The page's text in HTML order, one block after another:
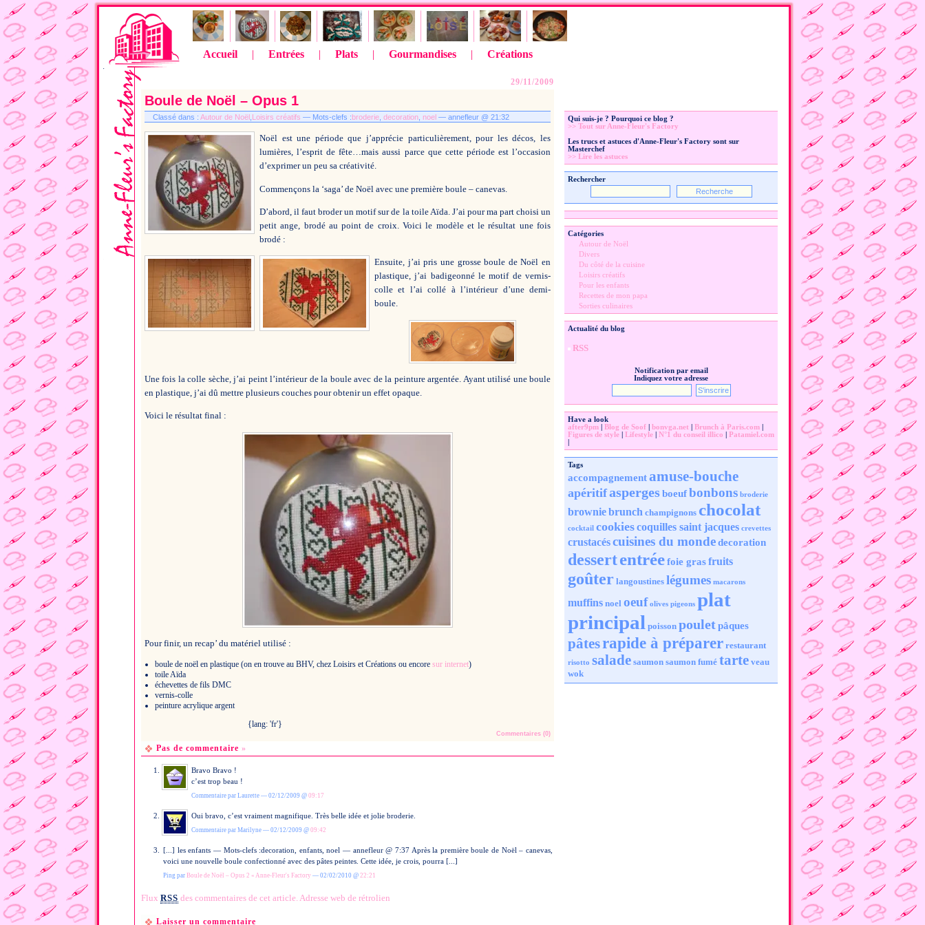
Accueil | Entrées | Plats | Gourmandises | Créations
29/11/2009
Boule de Noël – Opus 1
Classé dans : Autour de Noël Loisirs créatifs — Mots-clefs :broderie decoration noel — annefleur @ 21:32
Noël est une période que j’apprécie particulièrement, pour les décos, les
lumières, l’esprit de fête…mais aussi parce que cette période est l’occasion
d’exprimer un peu sa créativité.
Commençons la ‘saga’ de Noël avec une première boule – canevas.
D’abord, il faut broder un motif sur de la toile Aïda. J’ai pour ma part choisi un
petit ange, brodé au point de croix. Voici le modèle et le résultat une fois
brodé :
Ensuite, j’ai pris une grosse boule de Noël en
plastique, j’ai badigeonné le motif de vernis-
colle et l’ai collé à l’intérieur d’une demi-
boule.
Une fois la colle sèche, j’ai peint l’intérieur de la boule avec de la peinture argentée. Ayant utilisé une boule
en plastique, j’ai dû mettre plusieurs couches pour obtenir un effet opaque.
Voici le résultat final :
Pour finir, un recap’ du matériel utilisé :
boule de noël en plastique (on en trouve au BHV, chez Loisirs et Créations ou encore sur internet)
toile Aïda
échevettes de fils DMC
vernis-colle
peinture acrylique argent
{lang: 'fr'}
Commentaires (0)
Pas de commentaire »
Bravo Bravo !
c’est trop beau !
Commentaire par Laurette — 02/12/2009 @ 09:17
Oui bravo, c’est vraiment magnifique. Très belle idée et jolie broderie.
Commentaire par Marilyne — 02/12/2009 @ 09:42
[...] les enfants — Mots-clefs :decoration, enfants, noel — annefleur @ 7:37 Après la première boule de Noël – canevas,
voici une nouvelle boule confectionné avec des pâtes peintes. Cette idée, je crois, pourra [...]
Ping par Boule de Noël – Opus 2 « Anne-Fleur's Factory — 02/02/2010 @ 22:21
Flux RSS des commentaires de cet article. Adresse web de rétrolien
Laisser un commentaire
Qui suis-je ? Pourquoi ce blog ?
>> Tout sur Anne-Fleur's Factory
Les trucs et astuces d'Anne-Fleur's Factory sont sur
Masterchef
>> Lire les astuces
Rechercher
Catégories
Autour de Noël
Divers
Du côté de la cuisine
Loisirs créatifs
Pour les enfants
Recettes de mon papa
Sorties culinaires
Actualité du blog
RSS
Notification par email
Indiquez votre adresse
Have a look
after9pm
Blog de Soof bonvga.net Brunch à Paris.com
Figures de style
Lifestyle N°1 du conseil illico
Patamiel.com
Tags
accompagnementamuse-bouche
apéritifaspergesboeufbonbons broderie
browniebrunch champignons chocolat
cocktail cookiescoquilles saint jacques crevettes
crustacéscuisines du mondedecoration
dessertentréefoie grasfruits
goûter langoustines légumes macarons
muffins noel oeuf olives pigeons plat
principal poisson pouletpâques
pâtesrapide à préparer restaurant
risotto salade saumon saumon fumé tarte veau
wok